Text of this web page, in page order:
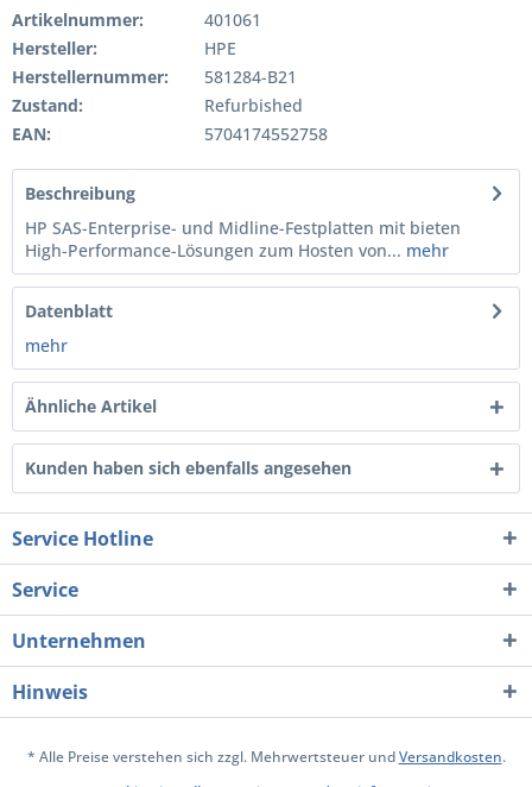
Artikelnummer:
401061
Hersteller:
HPE
Herstellernummer:
581284-B21
Zustand:
Refurbished
EAN:
5704174552758
Beschreibung
HP SAS-Enterprise- und Midline-Festplatten mit bieten
High-Performance-Lösungen zum Hosten von... mehr
Datenblatt
mehr
Ähnliche Artikel
Kunden haben sich ebenfalls angesehen
Service Hotline
Service
Unternehmen
Hinweis
* Alle Preise verstehen sich zzgl. Mehrwertsteuer undVersandkosten.